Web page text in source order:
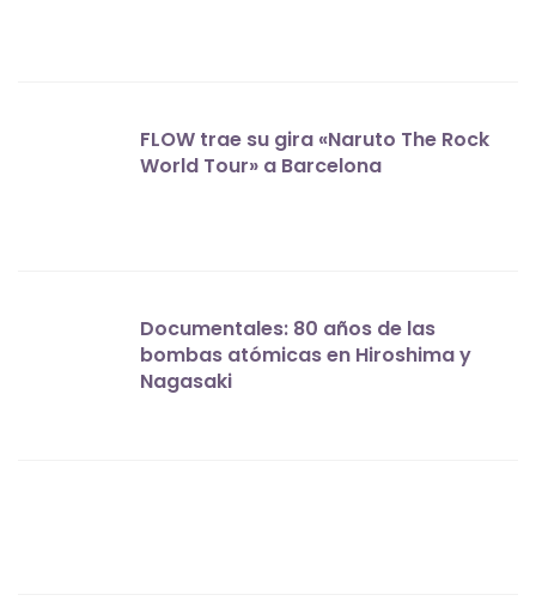
FLOW trae su gira «Naruto The Rock
World Tour» a Barcelona
Documentales: 80 años de las
bombas atómicas en Hiroshima y
Nagasaki